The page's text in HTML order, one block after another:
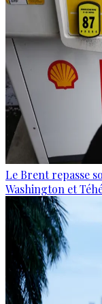
Le Brent repasse
Washington et